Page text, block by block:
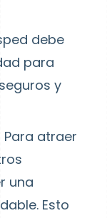
debe
para
y
Para atraer
una
Esto